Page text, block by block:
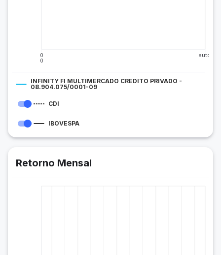
0
0
auto
INFINITY FI MULTIMERCADO CREDITO PRIVADO -
08.904.075/0001-09
CDI
IBOVESPA
Retorno Mensal